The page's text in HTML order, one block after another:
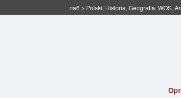
na6 > Polski, Historia, Geografia, WOS,